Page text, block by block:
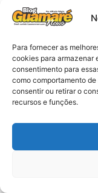
Para fornecer as
cookies para armazenar
consentimento para
como comportamento
consentir ou retirar o
recursos e funções.
Acidente:
acidente e
no Alto do